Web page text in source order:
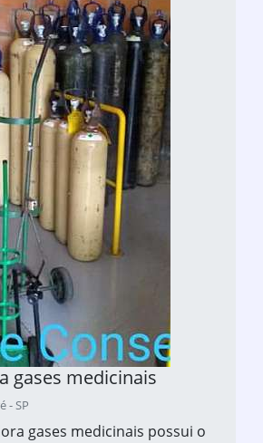
gases medicinais
- SP
gases medicinais possui o